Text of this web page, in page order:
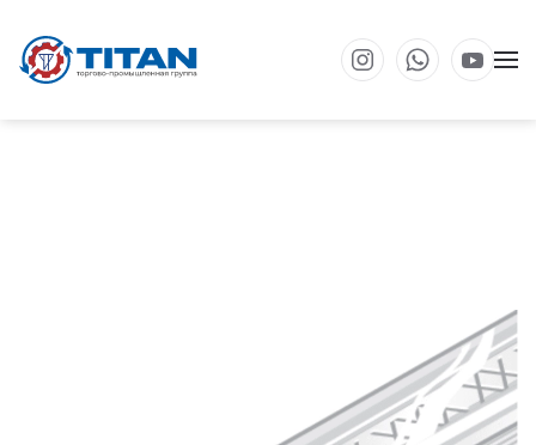
Перейти к основному содержанию